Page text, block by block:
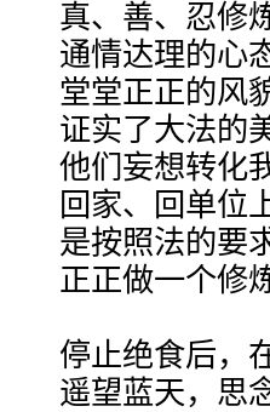
真、善、忍修
通情达理的心
堂堂正正的风
证实了大法的
他们妄想转化
回家、回单位
是按照法的要
正正做一个修
停止绝食后，
遥望蓝天，思